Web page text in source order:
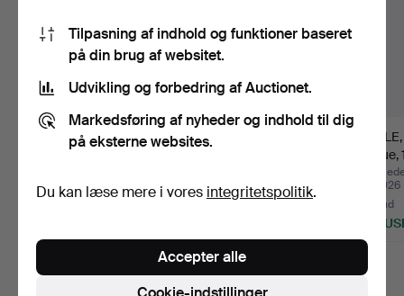
STOLE, 3 stk., fyrretræ,
almue, 1800-talle…
aug 2026
PARTI ÆLDRE HØVLE,
jul 2026
Vurdering
jul 2026
24 bud
279
Tilpasning af indhold og funktioner baseret
på din brug af websitet.
Udvikling og forbedring af Auctionet.
Markedsføring af nyheder og indhold til dig
på eksterne websites.
Du kan læse mere i vores integritetspolitik.
Accepter alle